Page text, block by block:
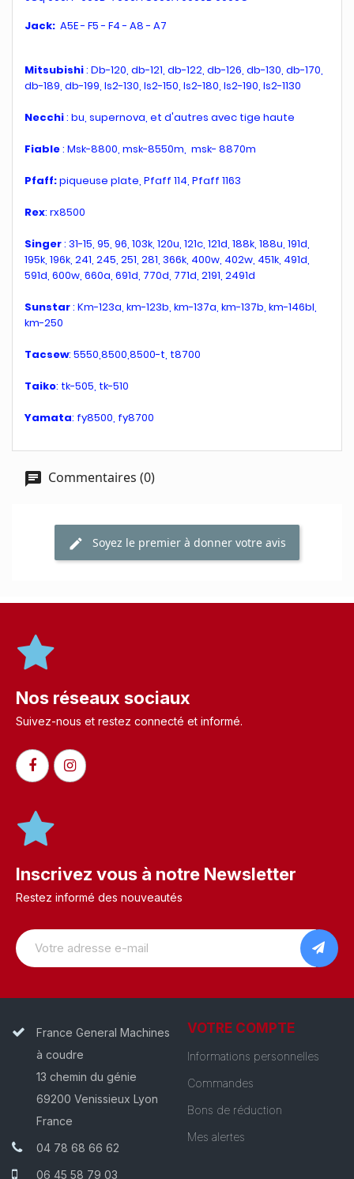
Jack: A5E - F5 - F4 - A8 - A7
Mitsubishi: Db-120, db-121, db-122, db-126, db-130, db-170,
db-189, db-199, ls2-130, ls2-150, ls2-180, ls2-190, ls2-1130
Necchi: bu, supernova, et d'autres avec tige haute
Fiable: Msk-8800, msk-8550m, msk- 8870m
Pfaff:piqueuse plate, Pfaff 114, Pfaff 1163
Rex: rx8500
Singer: 31-15, 95, 96, 103k, 120u, 121c, 121d, 188k, 188u, 191d,
195k, 196k, 241, 245, 251, 281, 366k, 400w, 402w, 451k, 491d,
591d, 600w, 660a, 691d, 770d, 771d, 2191, 2491d
Sunstar: Km-123a, km-123b, km-137a, km-137b, km-146bl,
km-250
Tacsew: 5550,8500,8500-t, t8700
Taiko: tk-505, tk-510
Yamata: fy8500, fy8700
Commentaires (0)
Soyez le premier à donner votre avis
Nos réseaux sociaux
Suivez-nous et restez connecté et informé.​
Inscrivez vous à notre Newsletter
Restez informé des nouveautés
France General Machines
à coudre
13 chemin du génie
69200 Venissieux Lyon
France
04 78 68 66 62
06 45 58 79 03
VOTRE COMPTE
Informations personnelles
Commandes
Bons de réduction
Mes alertes